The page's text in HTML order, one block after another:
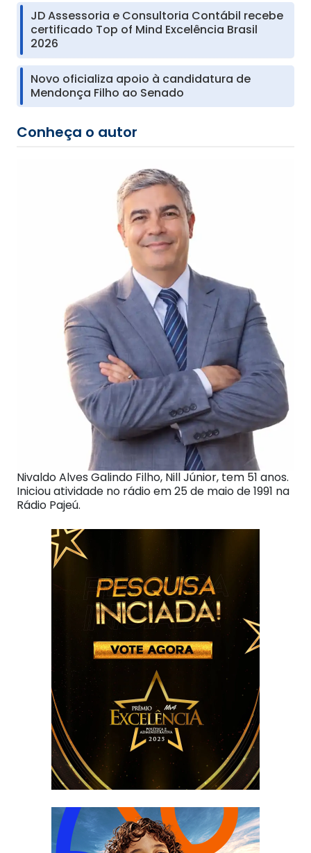
JD Assessoria e Consultoria Contábil recebe
certificado Top of Mind Excelência Brasil
2026
Novo oficializa apoio à candidatura de
Mendonça Filho ao Senado
Conheça o autor
Nivaldo Alves Galindo Filho, Nill Júnior, tem 51 anos.
Iniciou atividade no rádio em 25 de maio de 1991 na
Rádio Pajeú.